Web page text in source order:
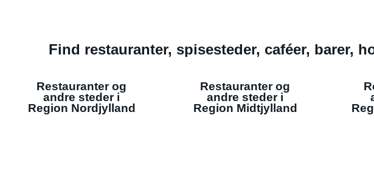
Find restauranter, spisesteder, caféer, barer,
Restauranter og
andre steder i
Region Nordjylland
Restauranter og
andre steder i
Region Midtjylland